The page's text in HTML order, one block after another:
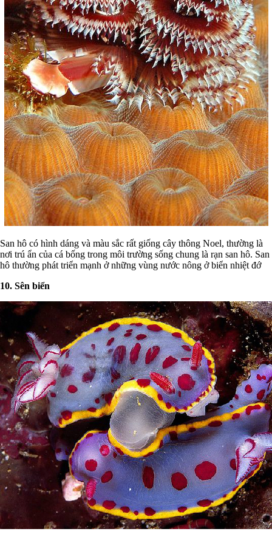
San hô có hình dáng và màu sắc rất giống cây thông Noel, thường là
nơi trú ẩn của cá bống trong môi trường sống chung là rạn san hô. San
hô thường phát triển mạnh ở những vùng nước nông ở biển nhiệt đớ
10. Sên biển